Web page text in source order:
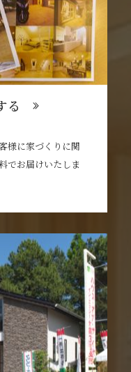
る
様に家づくりに関
でお届けいたしま